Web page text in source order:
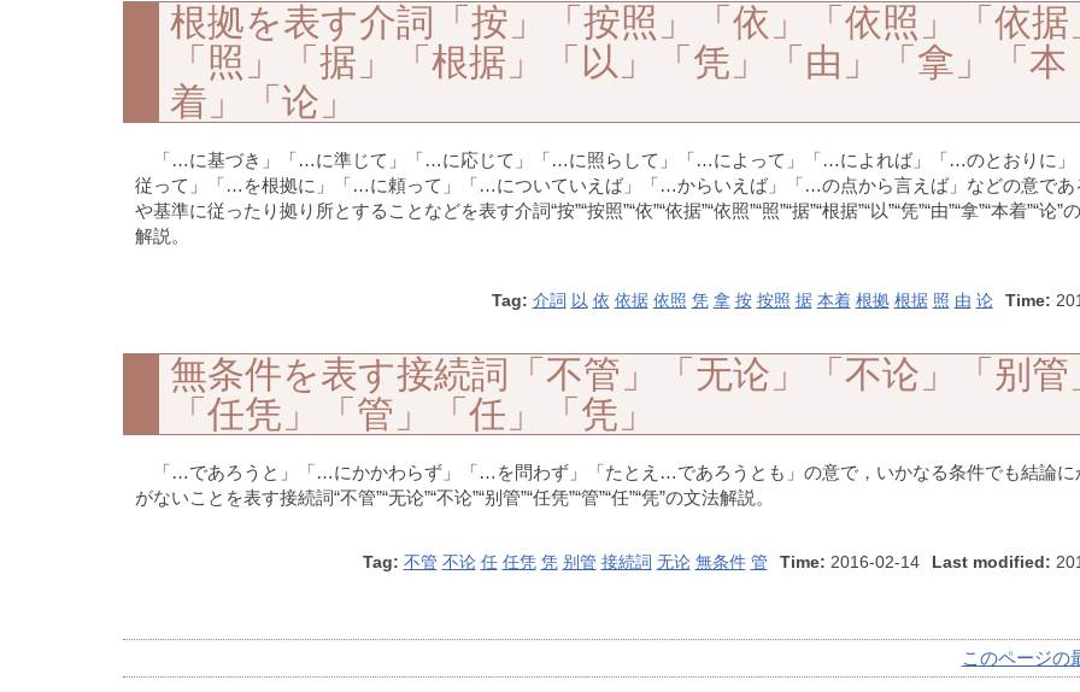
根拠を表す介詞「按」「按照」「依」「依照」「依据
「照」「据」「根据」「以」「凭」「由」「拿」「本
着」「论」
「…に基づき」「…に準じて」「…に応じて」「…に照らして」「…によって」「…によれば」「…のとおりに
従って」「…を根拠に」「…に頼って」「…についていえば」「…からいえば」「…の点から言えば」などの意であ
や基準に従ったり拠り所とすることなどを表す介詞“按”“按照”“依”“依据”“依照”“照”“据”“根据”“以”“凭”“由”“拿”“本着”“论”
解説。
Tag: 介詞 以 依 依据 依照 凭 拿 按 按照 据 本着 根拠 根据 照 由 论 Time:
無条件を表す接続詞「不管」「无论」「不论」「别管
「任凭」「管」「任」「凭」
「…であろうと」「…にかかわらず」「…を問わず」「たとえ…であろうとも」の意で，いかなる条件でも結論に
がないことを表す接続詞“不管”“无论”“不论”“别管”“任凭”“管”“任”“凭”の文法解説。
Tag: 不管 不论 任 任凭 凭 别管 接続詞 无论 無条件 管 Time: 2016-02-14 Last modified:
このページの